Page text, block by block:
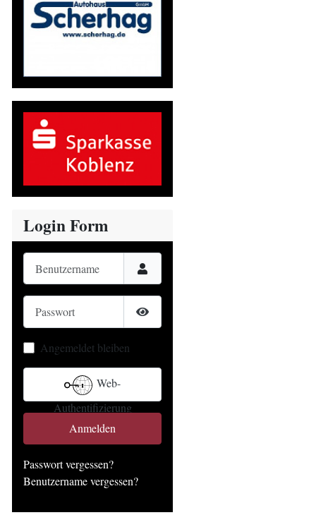
Login Form
Benutzername
Passwort
Passwort anzeigen
Angemeldet bleiben
Authentifizierung
Anmelden
Passwort vergessen?
Benutzername vergessen?